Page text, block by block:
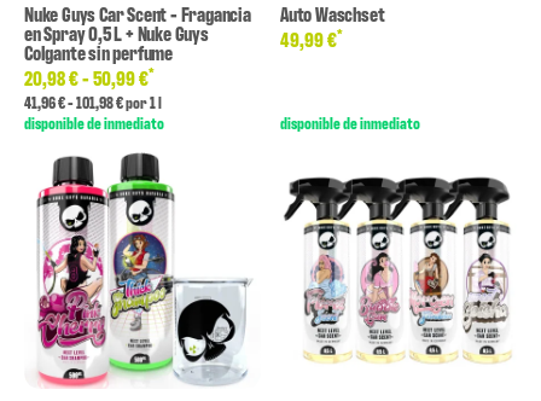
Nuke Guys Car Scent - Fragancia
en Spray 0,5 L + Nuke Guys
Colgante sin perfume
20,98 € -50,99 €*
41,96 € - 101,98 € por 1 l
disponible de inmediato
Auto Waschset
49,99 €*
disponible de inmediato